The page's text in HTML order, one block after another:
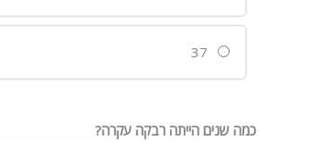
כמה שנים הייתה רבקה עקרה?